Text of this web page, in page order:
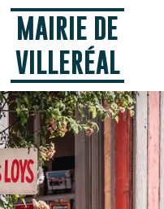
MAIRIE DE
VILLERÉAL
Panneau de gestion des cookies